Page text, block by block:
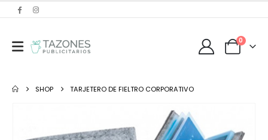
0
SHOP TARJETERO DE FIELTRO CORPORATIVO